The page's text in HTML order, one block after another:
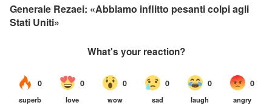
Generale Rezaei: «Abbiamo inflitto pesanti colpi agli
Stati Uniti»